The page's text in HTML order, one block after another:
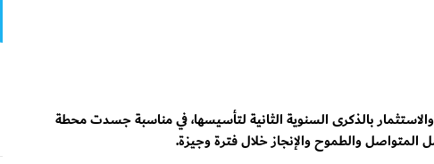
بالذكرى السنوية الثانية لتأسيسها، في مناسبة جسدت محطة
والطموح والإنجاز خلال فترة وجيزة.